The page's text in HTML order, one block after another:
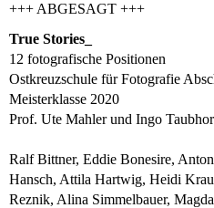
+++ ABGESAGT +++
True Stories_
12 fotografische Positionen
Ostkreuzschule für Fotografie
Meisterklasse 2020
Prof. Ute Mahler und Ingo
Ralf Bittner, Eddie Bonesire,
Hansch, Attila Hartwig, Heidi
Reznik, Alina Simmelbauer,